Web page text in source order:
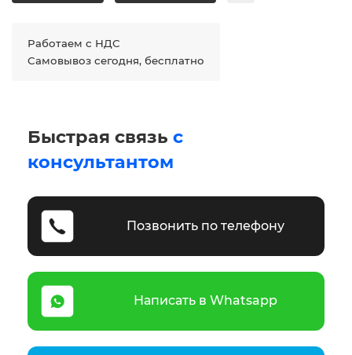
Работаем с НДС
Самовывоз сегодня, бесплатно
Быстрая связь с
консультантом
Позвонить по телефону
Написать в Whatsapp